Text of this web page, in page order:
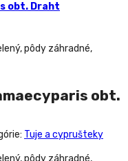
obt. Draht
pôdy záhradné,
obt.
Tuje a cyprušteky
pôdy záhradné,